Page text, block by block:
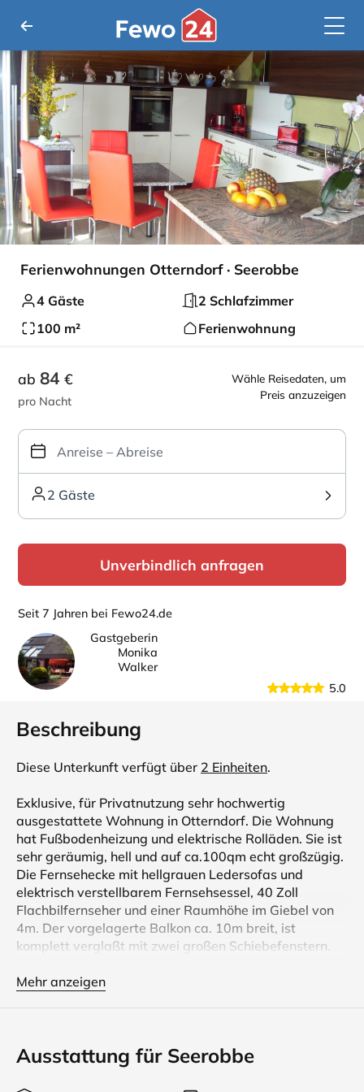
Ferienwohnungen Otterndorf · Seerobbe
4 Gäste
2 Schlafzimmer
100 m²
Ferienwohnung
Wähle Reisedaten, um
Preis anzuzeigen
ab 84 €
pro Nacht
2 Gäste
Unverbindlich anfragen
Seit 7 Jahren bei Fewo24.de
Gastgeberin
Monika
Walker
5.0
Beschreibung
Diese Unterkunft verfügt über 2 Einheiten.
Exklusive, für Privatnutzung sehr hochwertig
ausgestattete Wohnung in Otterndorf. Die Wohnung
hat Fußbodenheizung und elektrische Rolläden. Sie ist
sehr geräumig, hell und auf ca.100qm echt großzügig.
Die Fernsehecke mit hellgrauen Ledersofas und
elektrisch verstellbarem Fernsehsessel, 40 Zoll
Flachbilfernseher und einer Raumhöhe im Giebel von
4m. Der vorgelagerte Balkon ca. 10m breit, ist
komplett verglaßt mit zwei großen Schiebefenstern.
Stühlen auch hier kann man herrlich die Sonne
Elektrogeräte gestalten Ihren Aufenthalt angenehm.
Z.B. ein übergroßes Ceranfeld, Backofen mit Umluft,
Mikrowelle, Spülmaschine, großer Biofresch
Mehr anzeigen
Ausstattung für Seerobbe